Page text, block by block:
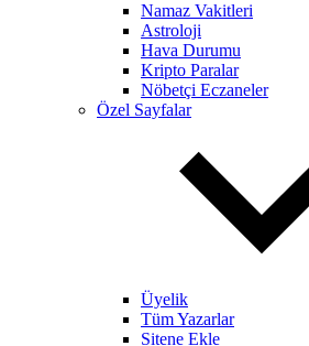
Namaz Vakitleri
Astroloji
Hava Durumu
Kripto Paralar
Nöbetçi Eczaneler
Özel Sayfalar
Üyelik
Tüm Yazarlar
Sitene Ekle